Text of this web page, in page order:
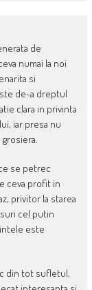
de
numai la noi
si
de-a dreptul
clara in privinta
iar presa nu
se petrec
ceva profit in
privitor la starea
cel putin
este
din tot sufletul,